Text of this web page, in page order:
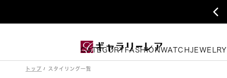

CATEGORY FASHIONWATCHJEWELRY
トップ スタイリング一覧